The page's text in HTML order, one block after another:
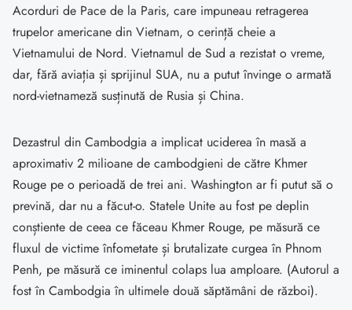
Acorduri de Pace de la Paris, care impuneau retragerea
trupelor americane din Vietnam, o cerință cheie a
Vietnamului de Nord. Vietnamul de Sud a rezistat o vreme,
dar, fără aviația și sprijinul SUA, nu a putut învinge o armată
nord-vietnameză susținută de Rusia și China.
Dezastrul din Cambodgia a implicat uciderea în masă a
aproximativ 2 milioane de cambodgieni de către Khmer
Rouge pe o perioadă de trei ani. Washington ar fi putut să o
prevină, dar nu a făcut-o. Statele Unite au fost pe deplin
conștiente de ceea ce făceau Khmer Rouge, pe măsură ce
fluxul de victime înfometate și brutalizate curgea în Phnom
Penh, pe măsură ce iminentul colaps lua amploare. (Autorul a
fost în Cambodgia în ultimele două săptămâni de război).